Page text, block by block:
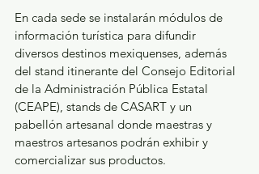
En cada sede se instalarán módulos de
información turística para difundir
diversos destinos mexiquenses, además
del stand itinerante del Consejo Editorial
de la Administración Pública Estatal
(CEAPE), stands de CASART y un
pabellón artesanal donde maestras y
maestros artesanos podrán exhibir y
comercializar sus productos.